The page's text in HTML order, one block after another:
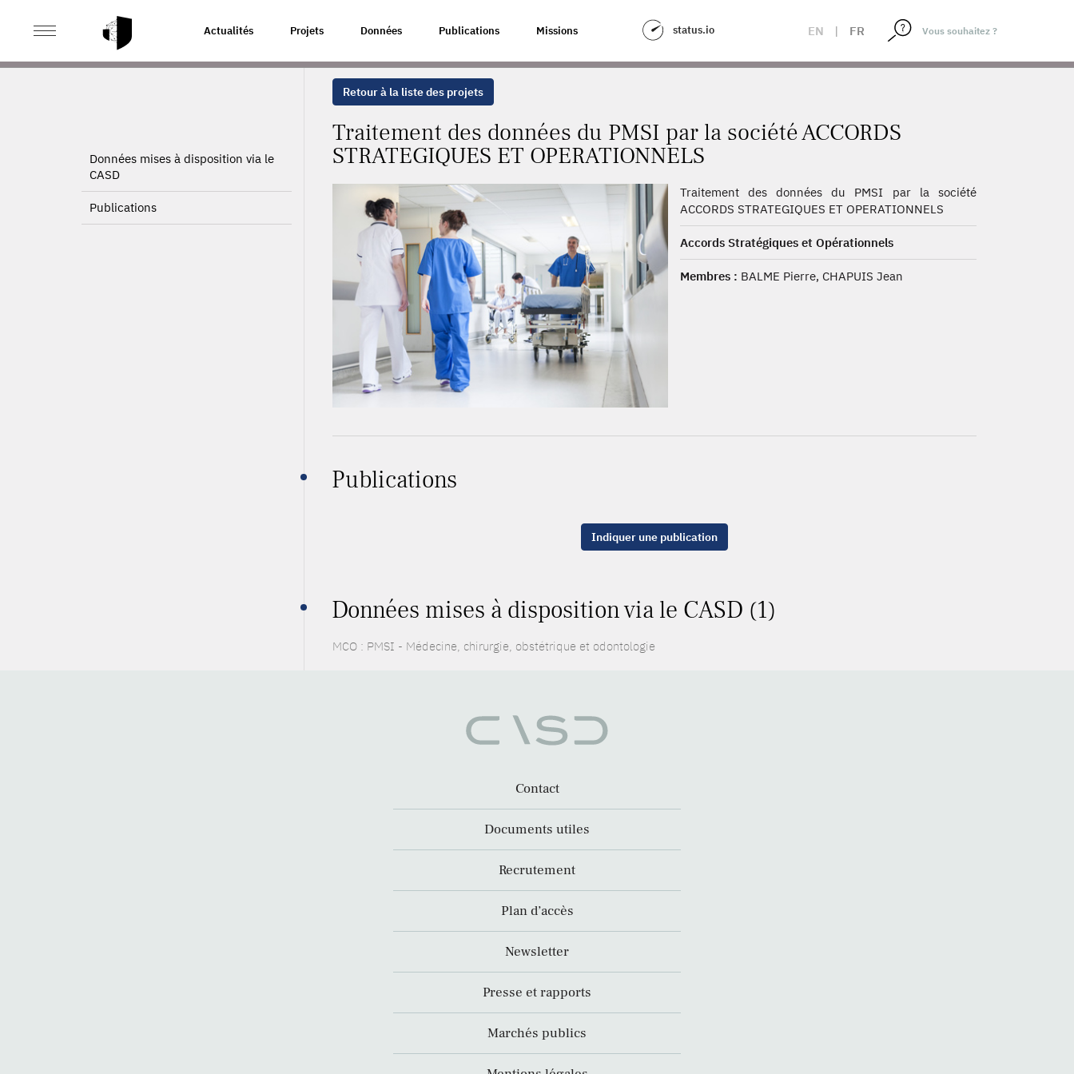
Actualités Projets Données Publications Missions status.io EN | FR
ACCUEIL TRAITEMENT DES DONNÉES DU PMSI PAR LA SOCIÉTÉ ACCORDS STRATEGIQUES ET OPERATIONNELS
Données mises à disposition via le
CASD
Publications
Retour à la liste des projets
Traitement des données du PMSI par la société ACCORDS
STRATEGIQUES ET OPERATIONNELS
Traitement des données du PMSI par la société
ACCORDS STRATEGIQUES ET OPERATIONNELS
Accords Stratégiques et Opérationnels
Membres : BALME Pierre, CHAPUIS Jean
Publications
Indiquer une publication
Données mises à disposition via le CASD (1)
MCO : PMSI - Médecine, chirurgie, obstétrique et odontologie
Contact
Documents utiles
Recrutement
Plan d’accès
Newsletter
Presse et rapports
Marchés publics